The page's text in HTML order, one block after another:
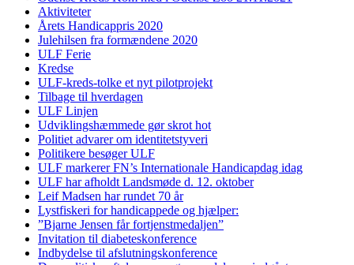
Aktiviteter
Årets Handicappris 2020
Julehilsen fra formændene 2020
ULF Ferie
Kredse
ULF-kreds-tolke et nyt pilotprojekt
Tilbage til hverdagen
ULF Linjen
Udviklingshæmmede gør skrot hot
Politiet advarer om identitetstyveri
Politikere besøger ULF
ULF markerer FN’s Internationale Handicapdag idag
ULF har afholdt Landsmøde d. 12. oktober
Leif Madsen har rundet 70 år
Lystfiskeri for handicappede og hjælper:
”Bjarne Jensen får fortjenstmedaljen”
Invitation til diabeteskonference
Indbydelse til afslutningskonference